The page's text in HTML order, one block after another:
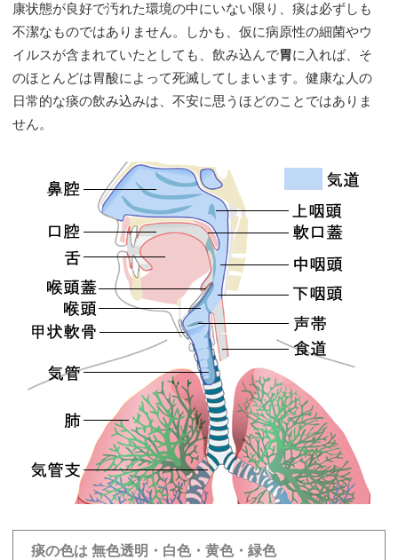
康状態が良好で汚れた環境の中にいない限り、痰は必ずしも
不潔なものではありません。しかも、仮に病原性の細菌やウ
イルスが含まれていたとしても、飲み込んで胃に入れば、そ
のほとんどは胃酸によって死滅してしまいます。健康な人の
日常的な痰の飲み込みは、不安に思うほどのことではありま
せん。
痰の色は 無色透明・白色・黄色・緑色